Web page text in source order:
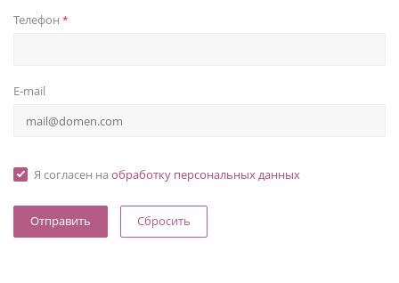
Телефон *
E-mail
Я согласен на обработку персональных данных
Сбросить